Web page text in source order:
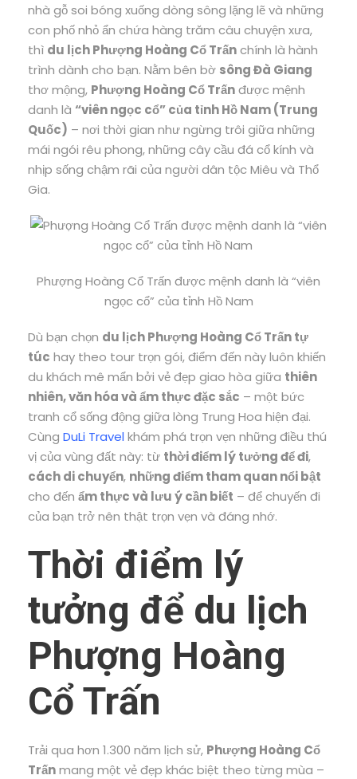
nhà gỗ soi bóng xuống dòng sông lặng lẽ và những
con phố nhỏ ẩn chứa hàng trăm câu chuyện xưa,
thì du lịch Phượng Hoàng Cổ Trấnchính là hành
trình dành cho bạn. Nằm bên bờ sông Đà Giang
thơ mộng, Phượng Hoàng Cổ Trấnđược mệnh
danh là “viên ngọc cổ” của tỉnh Hồ Nam (Trung
Quốc) – nơi thời gian như ngừng trôi giữa những
mái ngói rêu phong, những cây cầu đá cổ kính và
nhịp sống chậm rãi của người dân tộc Miêu và Thổ
Gia.
Phượng Hoàng Cổ Trấn được mệnh danh là “viên
ngọc cổ” của tỉnh Hồ Nam
Dù bạn chọn du lịch Phượng Hoàng Cổ Trấn tự
túc hay theo tour trọn gói, điểm đến này luôn khiến
du khách mê mẩn bởi vẻ đẹp giao hòa giữa thiên
nhiên, văn hóa và ẩm thực đặc sắc – một bức
tranh cổ sống động giữa lòng Trung Hoa hiện đại.
Cùng DuLi Travel khám phá trọn vẹn những điều thú
vị của vùng đất này: từ thời điểm lý tưởng để đi,
cách di chuyển, những điểm tham quan nổi bật
cho đến ẩm thực và lưu ý cần biết – để chuyến đi
của bạn trở nên thật trọn vẹn và đáng nhớ.
Thời điểm lý
tưởng để du lịch
Phượng Hoàng
Cổ Trấn
Trải qua hơn 1.300 năm lịch sử, Phượng Hoàng Cổ
Trấnmang một vẻ đẹp khác biệt theo từng mùa –